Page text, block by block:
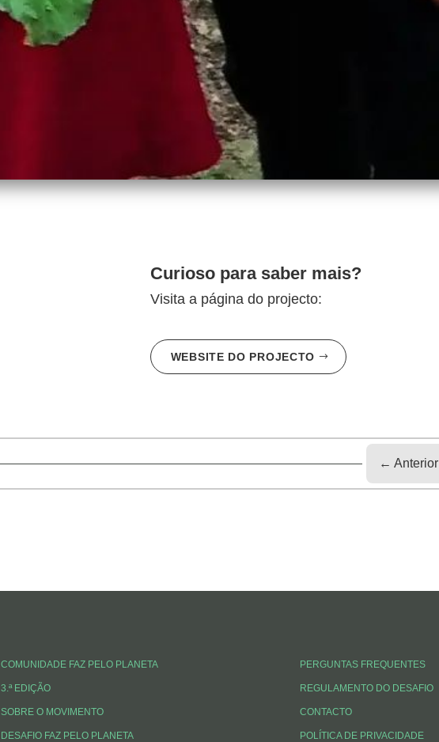
Curioso para saber mais?
Visita a página do projecto:
WEBSITE DO PROJECTO
← Anterior
COMUNIDADE FAZ PELO PLANETA
3.ª EDIÇÃO
SOBRE O MOVIMENTO
DESAFIO FAZ PELO PLANETA
PERGUNTAS FREQUENTES
REGULAMENTO DO DESAFIO
CONTACTO
POLÍTICA DE PRIVACIDADE